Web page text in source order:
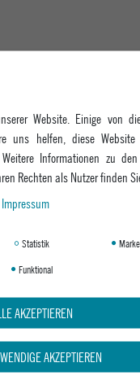
Website. Einige von
uns helfen, diese
Informationen zu
Rechten als Nutzer finden
Impressum
Statistik
Funktional
AKZEPTIEREN
AKZEPTIEREN